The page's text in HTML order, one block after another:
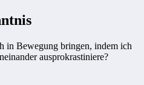
in Bewegung bringen, indem ich
ausprokrastiniere?